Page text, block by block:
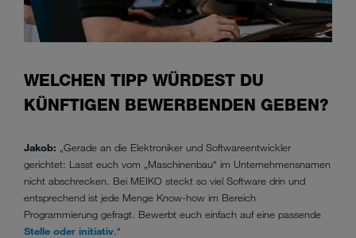
WELCHEN TIPP WÜRDEST DU
KÜNFTIGEN BEWERBENDEN GEBEN?
Jakob: „Gerade an die Elektroniker und Softwareentwickler
gerichtet: Lasst euch vom „Maschinenbau“ im Unternehmensnamen
nicht abschrecken. Bei MEIKO steckt so viel Software drin und
entsprechend ist jede Menge Know-how im Bereich
Programmierung gefragt. Bewerbt euch einfach auf eine passende
Stelle oder initiativ.“